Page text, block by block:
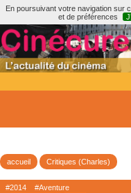
En poursuivant votre navigation sur
et de préférences
accueil Critiques (Charles)
#2014 #Aventure